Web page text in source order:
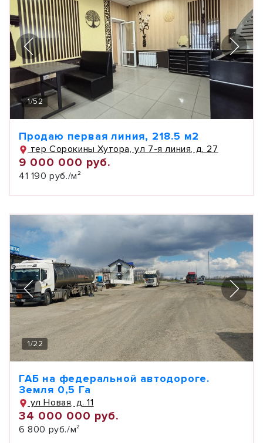
1/52
Продаю первая линия, 218.5 м2
тер Сорокины Хутора, ул 7-я линия, д. 27
9 000 000 руб.
41 190 руб./м²
1/22
ГАБ на федеральной автодороге.
Земля 0,5 Га
ул Новая, д. 11
34 000 000 руб.
6 800 руб./м²